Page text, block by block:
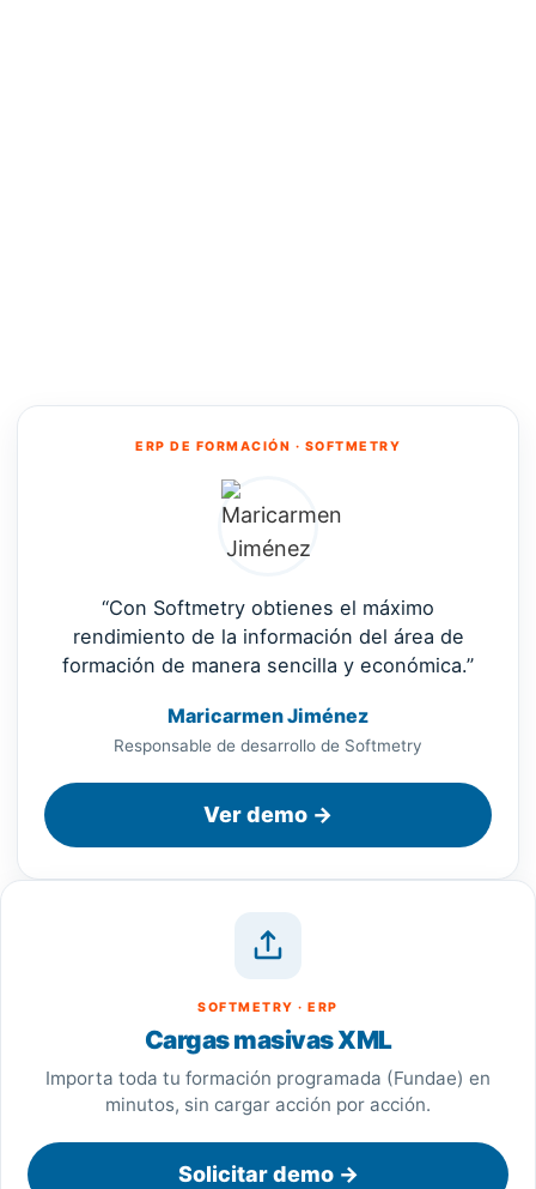
ERP DE FORMACIÓN · SOFTMETRY
“Con Softmetry obtienes el máximo
rendimiento de la información del área de
formación de manera sencilla y económica.”
Maricarmen Jiménez
Responsable de desarrollo de Softmetry
Ver demo →
SOFTMETRY · ERP
Cargas masivas XML
Importa toda tu formación programada (Fundae) en
minutos, sin cargar acción por acción.
Solicitar demo →